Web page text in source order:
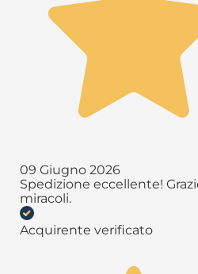
09 Giugno 2026
Spedizione eccellente!
miracoli.
Acquirente verificato